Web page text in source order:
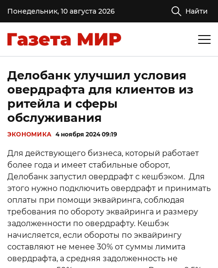
Понедельник, 10 августа 2026 Найти
Делобанк улучшил условия
овердрафта для клиентов из
ритейла и сферы
обслуживания
ЭКОНОМИКА 4 ноября 2024 09:19
Для действующего бизнеса, который работает
более года и имеет стабильные оборот,
Делобанк запустил овердрафт с кешбэком. Для
этого нужно подключить овердрафт и принимать
оплаты при помощи эквайринга, соблюдая
требования по обороту эквайринга и размеру
задолженности по овердрафту. Кешбэк
начисляется, если обороты по эквайрингу
составляют не менее 30% от суммы лимита
овердрафта, а средняя задолженность не